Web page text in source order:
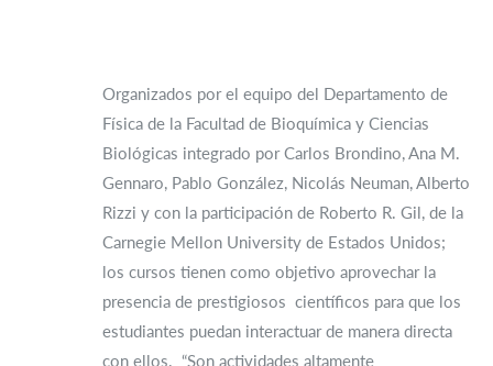
Organizados por el equipo del Departamento de
Física de la Facultad de Bioquímica y Ciencias
Biológicas integrado por Carlos Brondino, Ana M.
Gennaro, Pablo González, Nicolás Neuman, Alberto
Rizzi y con la participación de Roberto R. Gil, de la
Carnegie Mellon University de Estados Unidos;
los cursos tienen como objetivo aprovechar la
presencia de prestigiosos científicos para que los
estudiantes puedan interactuar de manera directa
con ellos. “Son actividades altamente